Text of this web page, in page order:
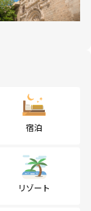
宿泊
リゾート